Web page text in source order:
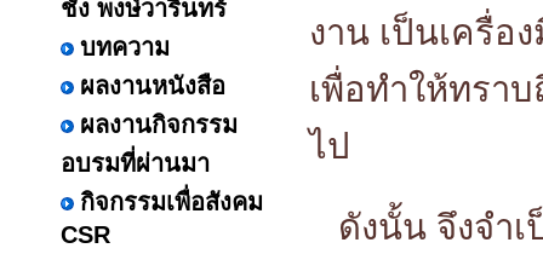
ชั่ง พงษ์วารินทร์
บทความ
ผลงานหนังสือ
ผลงานกิจกรรม
อบรมที่ผ่านมา
กิจกรรมเพื่อสังคม
CSR
งาน เป็นเครื่อ
เพื่อทำให้ทรา
ไป
ดังนั้น จึงจำเ